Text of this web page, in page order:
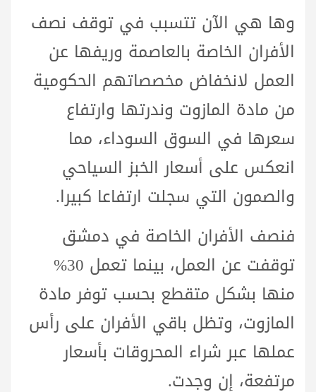
وها هي الآن تتسبب في توقف نصف
الأفران الخاصة بالعاصمة وريفها عن
العمل لانخفاض مخصصاتهم الحكومية
من مادة المازوت وندرتها وارتفاع
سعرها في السوق السوداء، مما
انعكس على أسعار الخبز السياحي
والصمون التي سجلت ارتفاعا كبيرا.
فنصف الأفران الخاصة في دمشق
توقفت عن العمل، بينما تعمل 30%
منها بشكل متقطع بحسب توفر مادة
المازوت، وتظل باقي الأفران على رأس
عملها عبر شراء المحروقات بأسعار
مرتفعة، إن وجدت.